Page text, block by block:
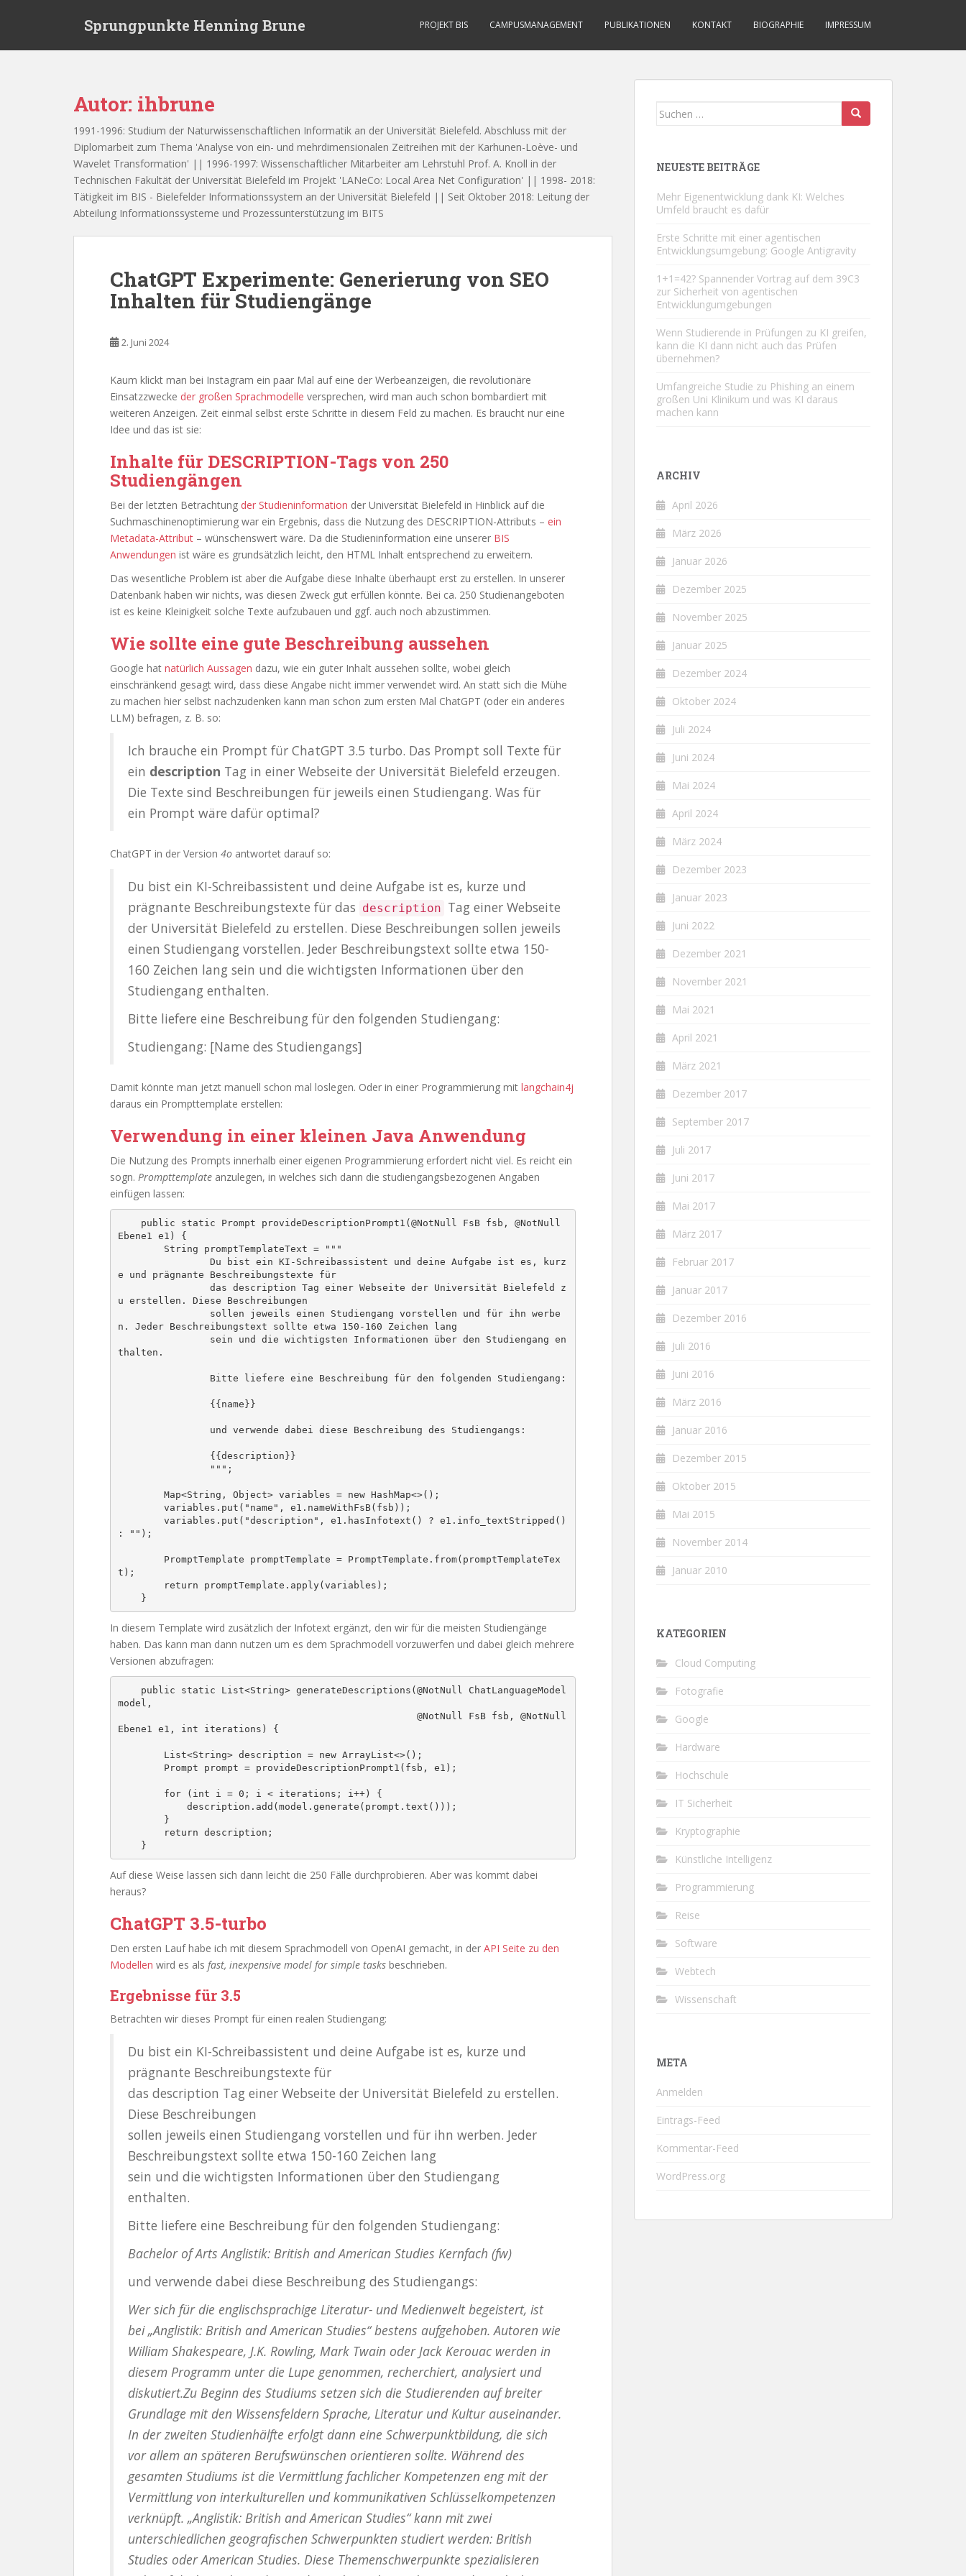
Sprungpunkte Henning Brune PROJEKT BIS CAMPUSMANAGEMENT PUBLIKATIONEN KONTAKT BIOGRAPHIE IMPRESSUM
Autor: ihbrune
1991-1996: Studium der Naturwissenschaftlichen Informatik an der Universität Bielefeld. Abschluss mit der
Diplomarbeit zum Thema 'Analyse von ein- und mehrdimensionalen Zeitreihen mit der Karhunen-Loève- und
Wavelet Transformation' || 1996-1997: Wissenschaftlicher Mitarbeiter am Lehrstuhl Prof. A. Knoll in der
Technischen Fakultät der Universität Bielefeld im Projekt 'LANeCo: Local Area Net Configuration' || 1998- 2018:
Tätigkeit im BIS - Bielefelder Informationssystem an der Universität Bielefeld || Seit Oktober 2018: Leitung der
Abteilung Informationssysteme und Prozessunterstützung im BITS
ChatGPT Experimente: Generierung von SEO
Inhalten für Studiengänge
2. Juni 2024
Kaum klickt man bei Instagram ein paar Mal auf eine der Werbeanzeigen, die revolutionäre
Einsatzzwecke der großen Sprachmodelle versprechen, wird man auch schon bombardiert mit
weiteren Anzeigen. Zeit einmal selbst erste Schritte in diesem Feld zu machen. Es braucht nur eine
Idee und das ist sie:
Inhalte für DESCRIPTION-Tags von 250
Studiengängen
Bei der letzten Betrachtung der Studieninformation der Universität Bielefeld in Hinblick auf die
Suchmaschinenoptimierung war ein Ergebnis, dass die Nutzung des DESCRIPTION-Attributs – ein
Metadata-Attribut – wünschenswert wäre. Da die Studieninformation eine unserer BIS
Anwendungen ist wäre es grundsätzlich leicht, den HTML Inhalt entsprechend zu erweitern.
Das wesentliche Problem ist aber die Aufgabe diese Inhalte überhaupt erst zu erstellen. In unserer
Datenbank haben wir nichts, was diesen Zweck gut erfüllen könnte. Bei ca. 250 Studienangeboten
ist es keine Kleinigkeit solche Texte aufzubauen und ggf. auch noch abzustimmen.
Wie sollte eine gute Beschreibung aussehen
Google hat natürlich Aussagen dazu, wie ein guter Inhalt aussehen sollte, wobei gleich
einschränkend gesagt wird, dass diese Angabe nicht immer verwendet wird. An statt sich die Mühe
zu machen hier selbst nachzudenken kann man schon zum ersten Mal ChatGPT (oder ein anderes
LLM) befragen, z. B. so:
Ich brauche ein Prompt für ChatGPT 3.5 turbo. Das Prompt soll Texte für
ein description Tag in einer Webseite der Universität Bielefeld erzeugen.
Die Texte sind Beschreibungen für jeweils einen Studiengang. Was für
ein Prompt wäre dafür optimal?
ChatGPT in der Version 4o antwortet darauf so:
Du bist ein KI-Schreibassistent und deine Aufgabe ist es, kurze und
prägnante Beschreibungstexte für das description Tag einer Webseite
der Universität Bielefeld zu erstellen. Diese Beschreibungen sollen jeweils
einen Studiengang vorstellen. Jeder Beschreibungstext sollte etwa 150-
160 Zeichen lang sein und die wichtigsten Informationen über den
Studiengang enthalten.
Bitte liefere eine Beschreibung für den folgenden Studiengang:
Studiengang: [Name des Studiengangs]
Damit könnte man jetzt manuell schon mal loslegen. Oder in einer Programmierung mit langchain4j
daraus ein Prompttemplate erstellen:
Verwendung in einer kleinen Java Anwendung
Die Nutzung des Prompts innerhalb einer eigenen Programmierung erfordert nicht viel. Es reicht ein
sogn. Prompttemplate anzulegen, in welches sich dann die studiengangsbezogenen Angaben
einfügen lassen:
Ebene1 e1) {
e und prägnante Beschreibungstexte für
u erstellen. Diese Beschreibungen
n. Jeder Beschreibungstext sollte etwa 150-160 Zeichen lang
thalten.
: "");
t);
In diesem Template wird zusätzlich der Infotext ergänzt, den wir für die meisten Studiengänge
haben. Das kann man dann nutzen um es dem Sprachmodell vorzuwerfen und dabei gleich mehrere
Versionen abzufragen:
model,
Ebene1 e1, int iterations) {
    }
Auf diese Weise lassen sich dann leicht die 250 Fälle durchprobieren. Aber was kommt dabei
heraus?
ChatGPT 3.5-turbo
Den ersten Lauf habe ich mit diesem Sprachmodell von OpenAI gemacht, in der API Seite zu den
Modellen wird es als fast, inexpensive model for simple tasks beschrieben.
Ergebnisse für 3.5
Betrachten wir dieses Prompt für einen realen Studiengang:
Du bist ein KI-Schreibassistent und deine Aufgabe ist es, kurze und
prägnante Beschreibungstexte für
das description Tag einer Webseite der Universität Bielefeld zu erstellen.
Diese Beschreibungen
sollen jeweils einen Studiengang vorstellen und für ihn werben. Jeder
Beschreibungstext sollte etwa 150-160 Zeichen lang
sein und die wichtigsten Informationen über den Studiengang
enthalten.
Bitte liefere eine Beschreibung für den folgenden Studiengang:
Bachelor of Arts Anglistik: British and American Studies Kernfach (fw)
und verwende dabei diese Beschreibung des Studiengangs:
Wer sich für die englischsprachige Literatur- und Medienwelt begeistert, ist
bei „Anglistik: British and American Studies“ bestens aufgehoben. Autoren wie
William Shakespeare, J.K. Rowling, Mark Twain oder Jack Kerouac werden in
diesem Programm unter die Lupe genommen, recherchiert, analysiert und
diskutiert.Zu Beginn des Studiums setzen sich die Studierenden auf breiter
Grundlage mit den Wissensfeldern Sprache, Literatur und Kultur auseinander.
In der zweiten Studienhälfte erfolgt dann eine Schwerpunktbildung, die sich
vor allem an späteren Berufswünschen orientieren sollte. Während des
gesamten Studiums ist die Vermittlung fachlicher Kompetenzen eng mit der
Vermittlung von interkulturellen und kommunikativen Schlüsselkompetenzen
verknüpft. „Anglistik: British and American Studies“ kann mit zwei
unterschiedlichen geografischen Schwerpunkten studiert werden: British
Studies oder American Studies. Diese Themenschwerpunkte spezialisieren
Suchen
NEUESTE BEITRÄGE
Mehr Eigenentwicklung dank KI: Welches
Umfeld braucht es dafür
Erste Schritte mit einer agentischen
Entwicklungsumgebung: Google Antigravity
1+1=42? Spannender Vortrag auf dem 39C3
zur Sicherheit von agentischen
Entwicklungumgebungen
Wenn Studierende in Prüfungen zu KI greifen,
kann die KI dann nicht auch das Prüfen
übernehmen?
Umfangreiche Studie zu Phishing an einem
großen Uni Klinikum und was KI daraus
machen kann
ARCHIV
April 2026
März 2026
Januar 2026
Dezember 2025
November 2025
Januar 2025
Dezember 2024
Oktober 2024
Juli 2024
Juni 2024
Mai 2024
April 2024
März 2024
Dezember 2023
Januar 2023
Juni 2022
Dezember 2021
November 2021
Mai 2021
April 2021
März 2021
Dezember 2017
September 2017
Juli 2017
Juni 2017
Mai 2017
März 2017
Februar 2017
Januar 2017
Dezember 2016
Juli 2016
Juni 2016
März 2016
Januar 2016
Dezember 2015
Oktober 2015
Mai 2015
November 2014
Januar 2010
KATEGORIEN
Cloud Computing
Fotografie
Google
Hardware
Hochschule
IT Sicherheit
Kryptographie
Künstliche Intelligenz
Programmierung
Reise
Software
Webtech
Wissenschaft
META
Anmelden
Eintrags-Feed
Kommentar-Feed
WordPress.org